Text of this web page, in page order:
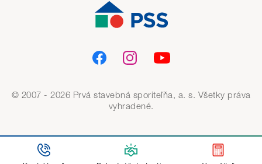
© 2007 - 2026 Prvá stavebná sporiteľňa, a. s. Všetky práva
vyhradené.